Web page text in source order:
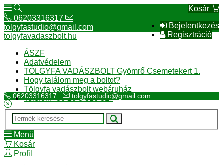
Kosár
Bejelentkezés
Regisztráció
06203316317
tolgyfastudio@gmail.com
tolgyfavadaszbolt.hu
ÁSZF
Adatvédelem
TÖLGYFA VADÁSZBOLT Gyömrő Csemetekert 1.
Hogy találom meg a boltot?
Tölgyfa vadászbolt webáruház
Telefon:+36 20 3 316 317
06203316317 tolgyfastudio@gmail.com
Menü
Kosár
Profil